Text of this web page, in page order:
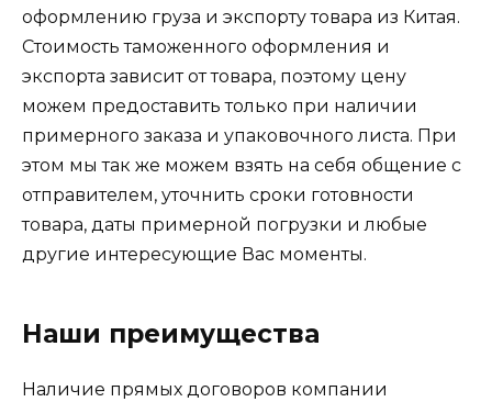
оформлению груза и экспорту товара из Китая.
Стоимость таможенного оформления и
экспорта зависит от товара, поэтому цену
можем предоставить только при наличии
примерного заказа и упаковочного листа. При
этом мы так же можем взять на себя общение с
отправителем, уточнить сроки готовности
товара, даты примерной погрузки и любые
другие интересующие Вас моменты.
Наши преимущества
Наличие прямых договоров компании